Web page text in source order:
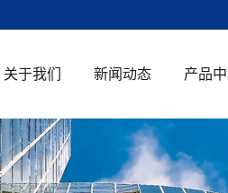
关于我们
公司简介
荣誉资质
新闻动态
公司新闻
行业新闻
产品
中空玻